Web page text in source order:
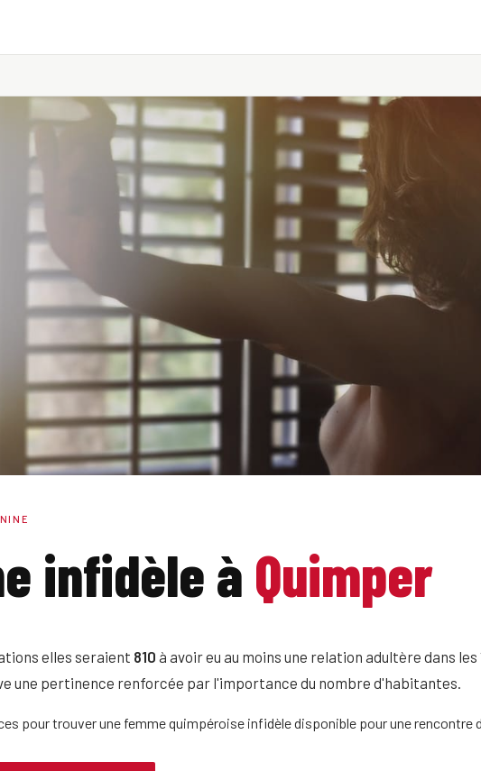
infidèle à Quimper
elles seraient 810 à avoir eu au moins une relation adultère dans
une pertinence renforcée par l'importance du nombre d'habitantes.
pour trouver une femme quimpéroise infidèle disponible pour une rencontre